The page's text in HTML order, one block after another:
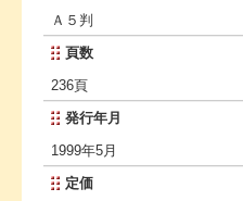
Ａ５判
頁数
236頁
発行年月
1999年5月
定価